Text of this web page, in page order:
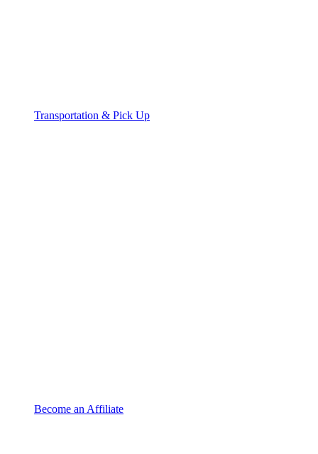
Transportation & Pick Up
Become an Affiliate